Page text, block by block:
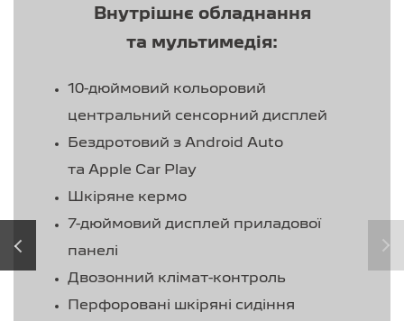
Внутрішнє обладнання
та мультимедія:
10-дюймовий кольоровий
центральний сенсорний дисплей
Бездротовий з Android Auto
та Apple Car Play
Шкіряне кермо
7-дюймовий дисплей приладової
панелі
Двозонний клімат-контроль
Перфоровані шкіряні сидіння
‹ ›